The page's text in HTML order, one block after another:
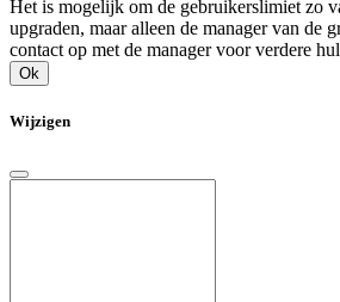
Het is mogelijk om de gebruikerslimiet zo
upgraden, maar alleen de manager van de
contact op met de manager voor verdere
Ok
Wijzigen